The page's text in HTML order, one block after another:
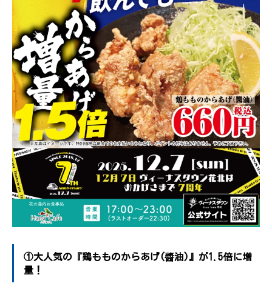
①大人気の『鶏もものからあげ(醬油)』が1.5倍に増
量！